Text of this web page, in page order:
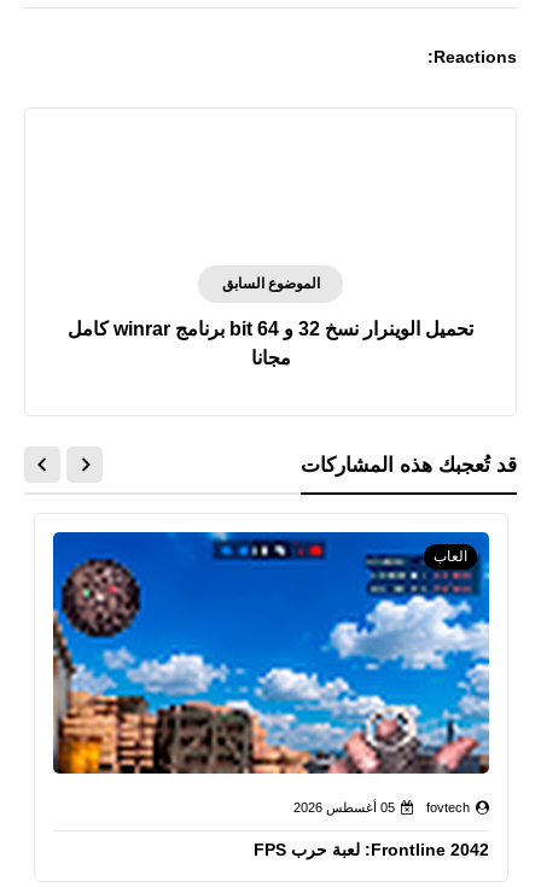
Reactions:
الموضوع السابق
تحميل الوينرار نسخ 32 و 64 bit برنامج winrar كامل
مجانا
قد تُعجبك هذه المشاركات
العاب
fovtech 05 أغسطس 2026
Frontline 2042: لعبة حرب FPS